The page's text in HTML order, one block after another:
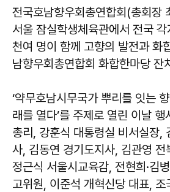
전국호남향우회총연합회(총회장
서울 잠실학생체육관에서 전국
천여 명이 함께 고향의 발전과 화
남향우회총연합회 화합한마당 잔
‘약무호남시무국가 뿌리를 잇는
래를 열다’를 주제로 열린 이날
총리, 강훈식 대통령실 비서실장,
사, 김동연 경기도지사, 김관영 전
정근식 서울시교육감, 전현희·김
고위원, 이준석 개혁신당 대표, 조